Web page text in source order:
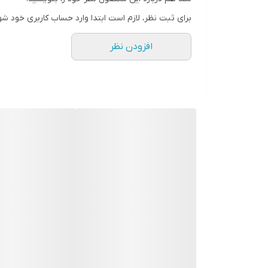
برای ثبت نظر، لازم است ابتدا وارد حساب کاربری خود
افزودن نظر